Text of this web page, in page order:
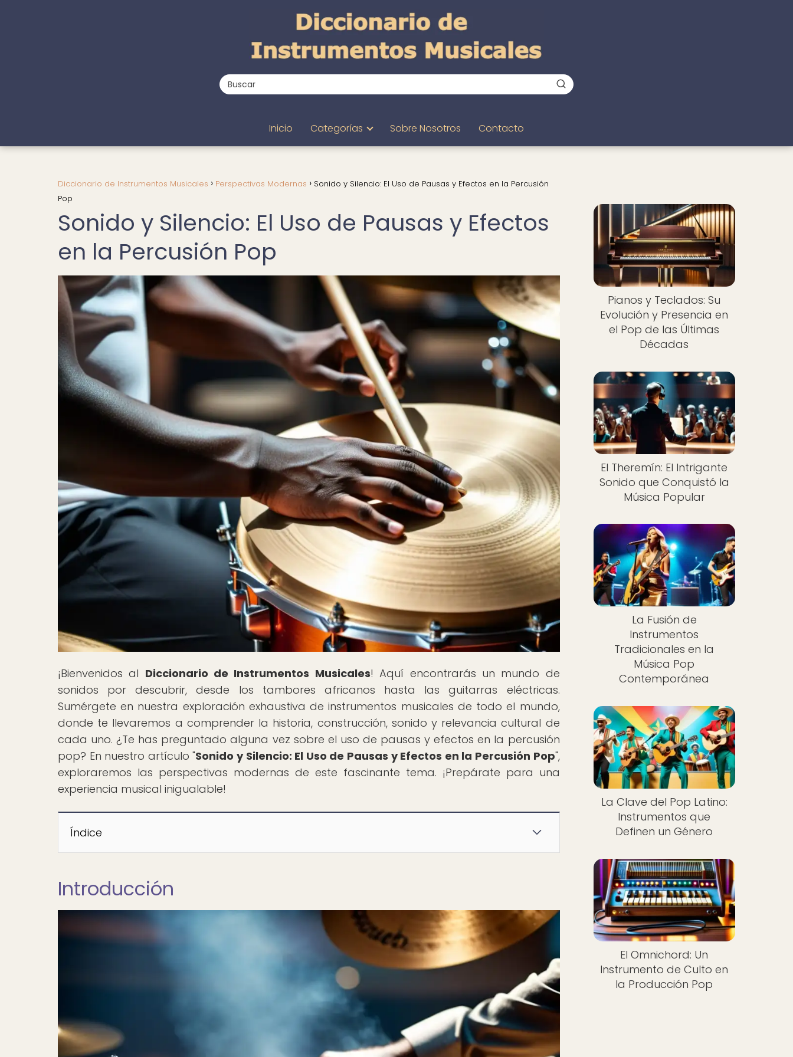
Inicio Categorías Sobre Nosotros Contacto
Diccionario de Instrumentos Musicales Perspectivas Modernas
Sonido y Silencio: El Uso de Pausas y Efectos en la Percusión
Pop
Sonido y Silencio: El Uso de Pausas y Efectos
en la Percusión Pop
¡Bienvenidos al Diccionario de Instrumentos Musicales! Aquí encontrarás un mundo de
sonidos por descubrir, desde los tambores africanos hasta las guitarras eléctricas.
Sumérgete en nuestra exploración exhaustiva de instrumentos musicales de todo el mundo,
donde te llevaremos a comprender la historia, construcción, sonido y relevancia cultural de
cada uno. ¿Te has preguntado alguna vez sobre el uso de pausas y efectos en la percusión
pop? En nuestro artículo "Sonido y Silencio: El Uso de Pausas y Efectos en la Percusión Pop",
exploraremos las perspectivas modernas de este fascinante tema. ¡Prepárate para una
experiencia musical inigualable!
Índice
Introducción
Pianos y Teclados: Su
Evolución y Presencia en
el Pop de las Últimas
Décadas
El Theremín: El Intrigante
Sonido que Conquistó la
Música Popular
La Fusión de
Instrumentos
Tradicionales en la
Música Pop
Contemporánea
La Clave del Pop Latino:
Instrumentos que
Definen un Género
El Omnichord: Un
Instrumento de Culto en
la Producción Pop